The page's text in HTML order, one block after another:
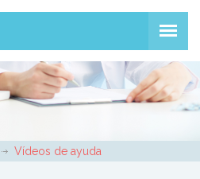
Vídeos de ayuda